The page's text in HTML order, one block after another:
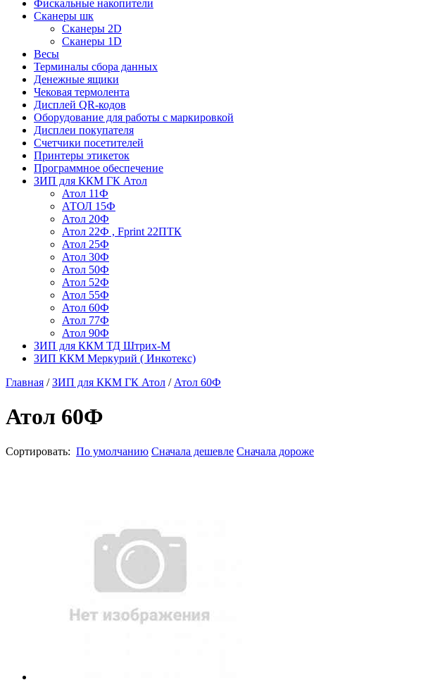
Фискальные накопители
Сканеры шк
Сканеры 2D
Сканеры 1D
Весы
Терминалы сбора данных
Денежные ящики
Чековая термолента
Дисплей QR-кодов
Оборудование для работы с маркировкой
Дисплеи покупателя
Счетчики посетителей
Принтеры этикеток
Программное обеспечение
ЗИП для ККМ ГК Атол
Атол 11Ф
АТОЛ 15Ф
Атол 20Ф
Атол 22Ф , Fprint 22ПТК
Атол 25Ф
Атол 30Ф
Атол 50Ф
Атол 52Ф
Атол 55Ф
Атол 60Ф
Атол 77Ф
Атол 90Ф
ЗИП для ККМ ТД Штрих-М
ЗИП ККМ Меркурий ( Инкотекс)
Главная /ЗИП для ККМ ГК Атол / Атол 60Ф
Атол 60Ф
Сортировать: По умолчанию Сначала дешевле Сначала дороже